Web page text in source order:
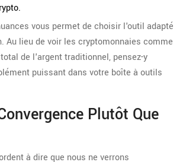
vous permet de choisir l'outil adapté
Au lieu de voir les cryptomonnaies comme
de l'argent traditionnel, pensez-y
puissant dans votre boîte à outils
Plutôt Que
à dire que nous ne verrons